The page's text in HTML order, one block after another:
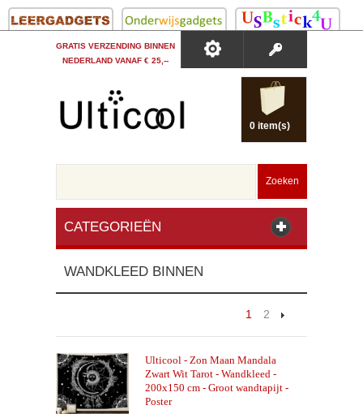
GRATIS VERZENDING BINNEN
NEDERLAND VANAF € 25,--
0 item(s)
Zoeken
CATEGORIEËN
WANDKLEED BINNEN
1 2
Ulticool - Zon Maan Mandala
Zwart Wit Tarot - Wandkleed -
200x150 cm - Groot wandtapijt -
Poster